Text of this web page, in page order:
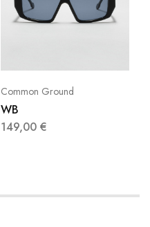
Common Ground
WB
149,00 €